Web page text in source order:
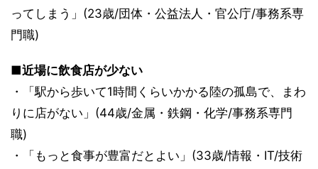
ってしまう」(23歳/団体・公益法人・官公庁/事務系専
門職)
■近場に飲食店が少ない
・「駅から歩いて1時間くらいかかる陸の孤島で、まわ
りに店がない」(44歳/金属・鉄鋼・化学/事務系専門
職)
・「もっと食事が豊富だとよい」(33歳/情報・IT/技術